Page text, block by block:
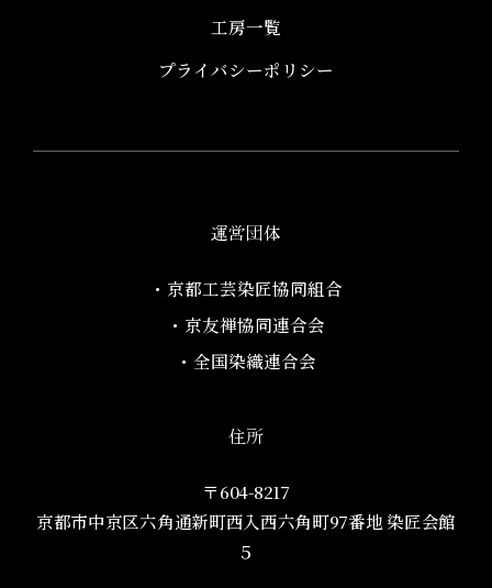
工房一覧
プライバシーポリシー
運営団体
・京都工芸染匠協同組合​
・京友禅協同連合会
・全国染織連合会
住所
〒604-8217
京都市中京区六角通新町西入西六角町97番地​ 染匠会館
５